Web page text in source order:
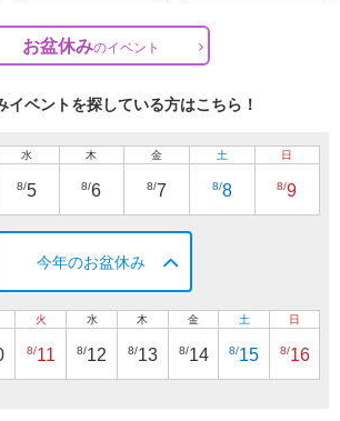
お盆休みのイベント
ベントを探している方はこちら！
水
8/5
木
8/6
金
8/7
土
8/8
日
8/9
今年のお盆休み
火
8/11
水
8/12
木
8/13
金
8/14
土
8/15
日
8/16